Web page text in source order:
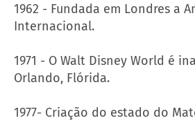
1962 - Fundada em Londres a
Internacional.
1971 - O Walt Disney World é
Orlando, Flórida.
1977- Criação do estado do